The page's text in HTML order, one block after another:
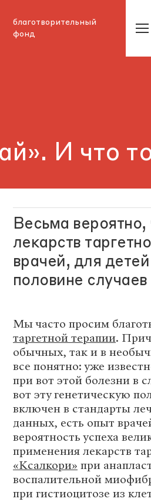
благотворительный
фонд
И что
Весьма
лекарств
врачей, для
половине случаев
Мы часто просим
таргетной терапии.
обычных, так и в
все понятно: уже
при вот этой болезни в
вот эту генетическую
включен в стандарты
данных, есть опыт
вероятность успеха
применения лекарств
«Ксалкори» при
воспалительной
при гистиоцитозе из